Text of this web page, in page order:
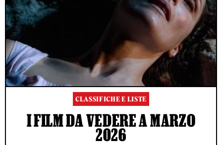
CLASSIFICHE E LISTE
I FILM DA VEDERE A MARZO
2026